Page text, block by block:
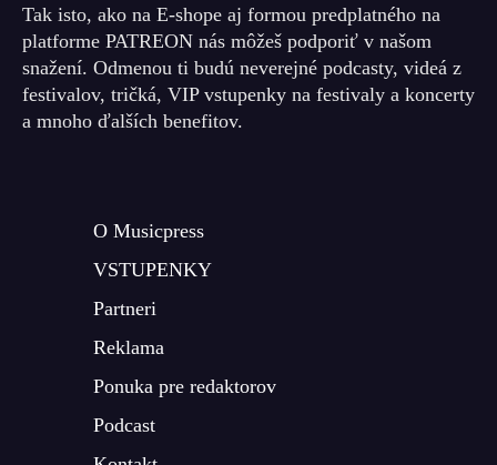
Tak isto, ako na E-shope aj formou predplatného na
platforme PATREON nás môžeš podporiť v našom
snažení. Odmenou ti budú neverejné podcasty, videá z
festivalov, tričká, VIP vstupenky na festivaly a koncerty
a mnoho ďalších benefitov.
O Musicpress
VSTUPENKY
Partneri
Reklama
Ponuka pre redaktorov
Podcast